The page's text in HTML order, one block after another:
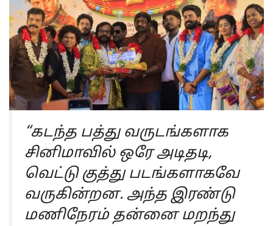
“கடந்த பத்து வருடங்களாக
சினிமாவில் ஒரே அடிதடி,
வெட்டு குத்து படங்களாகவே
வருகின்றன. அந்த இரண்டு
மணிநேரம் தன்னை மறந்து